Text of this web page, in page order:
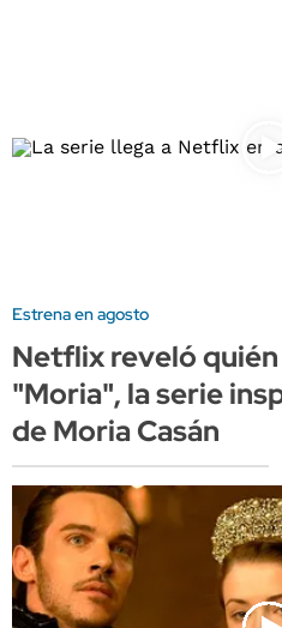
Estrena en agosto
Netflix reveló quién
"Moria", la serie
de Moria Casán